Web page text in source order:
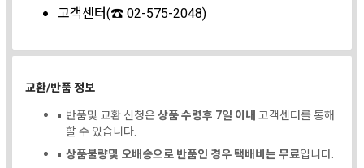
고객센터(☎ 02-575-2048)
교환/반품 정보
반품및 교환 신청은상품 수령후 7일 이내고객센터를 통해
할 수 있습니다.
상품불량및 오배송으로 반품인 경우 택배비는 무료입니다.